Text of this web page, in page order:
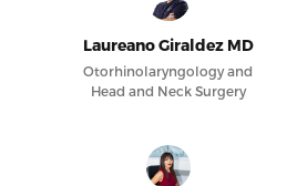
Laureano Giraldez MD
Otorhinolaryngology and
Head and Neck Surgery